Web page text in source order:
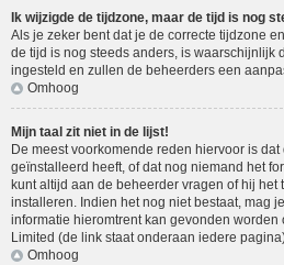
Ik wijzigde de tijdzone, maar de tijd is nog
Als je zeker bent dat je de correcte tijdzone
de tijd is nog steeds anders, is waarschijnlijk
ingesteld en zullen de beheerders een
Omhoog
Mijn taal zit niet in de lijst!
De meest voorkomende reden hiervoor is
geïnstalleerd heeft, of dat nog niemand het
kunt altijd aan de beheerder vragen of hij het
installeren. Indien het nog niet bestaat, mag
informatie hieromtrent kan gevonden worden
Limited (de link staat onderaan iedere
Omhoog